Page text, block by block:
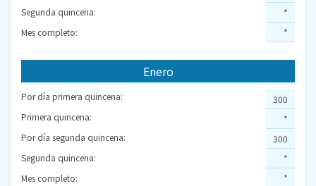
Segunda quincena:
Mes completo:
*
*
Enero
Por día primera quincena:
Primera quincena:
Por día segunda quincena:
Segunda quincena:
Mes completo:
300
*
300
*
*